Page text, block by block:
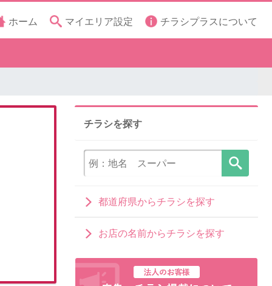
ホーム マイエリア設定 チラシプラスについて
チラシを探す
都道府県からチラシを探す
お店の名前からチラシを探す